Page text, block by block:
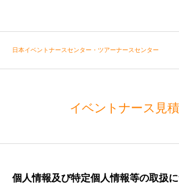
日本イベントナースセンター・ツアーナースセンター
イベントナース見
個人情報及び特定個人情報等の取扱